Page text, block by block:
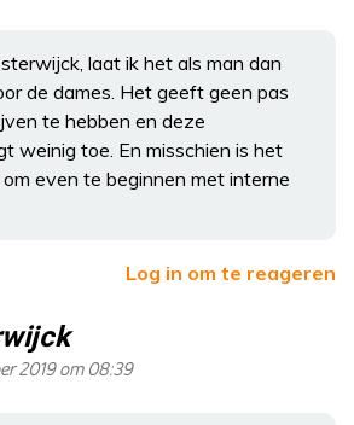
laat ik het als man dan
de dames. Het geeft geen pas
te hebben en deze
weinig toe. En misschien is het
even te beginnen met interne
Log in om te reageren
2019 om 08:39